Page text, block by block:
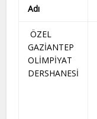
Adı
ÖZEL
GAZİANTEP
OLİMPİYAT
DERSHANESİ